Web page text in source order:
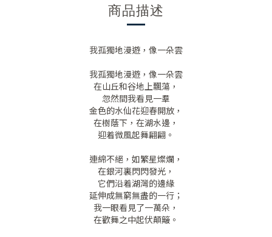
商品描述
我孤獨地漫遊，像一朵雲
我孤獨地漫遊，像一朵雲
在山丘和谷地上飄蕩，
忽然間我看見一羣
金色的水仙花迎春開放，
在樹蔭下，在湖水邊，
迎着微風起舞翩翩。
連綿不絕，如繁星燦爛，
在銀河裏閃閃發光，
它們沿着湖灣的邊緣
延伸成無窮無盡的一行；
我一眼看見了一萬朵，
在歡舞之中起伏顛簸。